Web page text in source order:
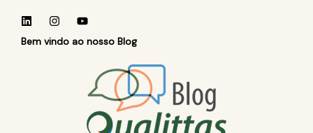
Bem vindo ao nosso Blog